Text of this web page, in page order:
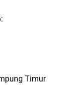
Timur